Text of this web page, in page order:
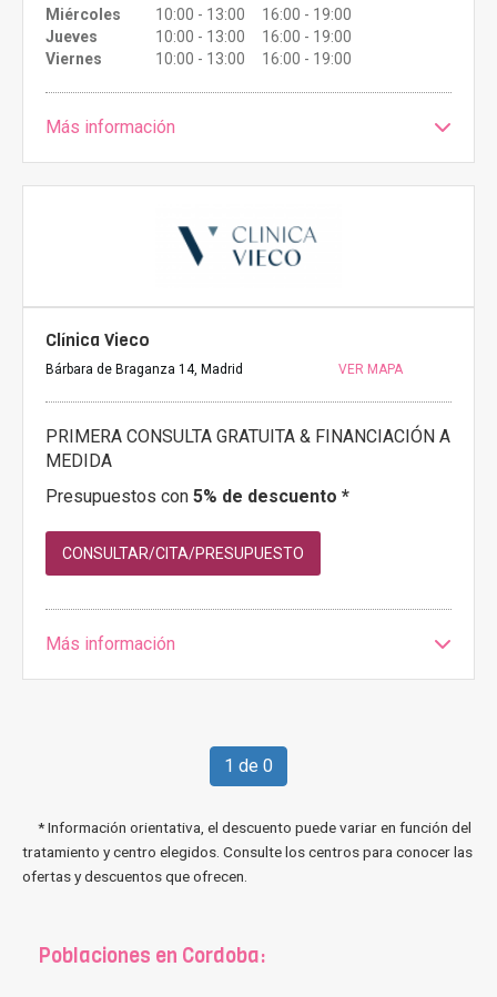
Miércoles
10:00 - 13:00 16:00 - 19:00
Jueves
10:00 - 13:00 16:00 - 19:00
Viernes
10:00 - 13:00 16:00 - 19:00
Más información
Clínica Vieco
Bárbara de Braganza 14, Madrid VER MAPA
PRIMERA CONSULTA GRATUITA & FINANCIACIÓN A
MEDIDA
Presupuestos con 5% de descuento *
CONSULTAR/CITA/PRESUPUESTO
Más información
1 de 0
* Información orientativa, el descuento puede variar en función del
tratamiento y centro elegidos. Consulte los centros para conocer las
ofertas y descuentos que ofrecen.
Poblaciones en Cordoba: